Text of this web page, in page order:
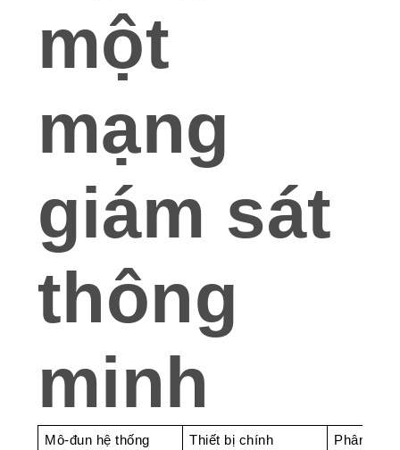
một
mạng
giám sát
thông
minh
Mô-đun hệ thống Thiết bị chính Phân tích